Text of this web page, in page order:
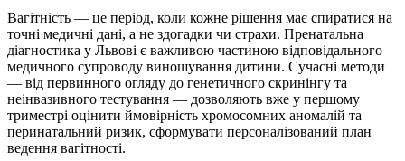
Вагітність — це період, коли кожне рішення має спиратися на
точні медичні дані, а не здогадки чи страхи. Пренатальна
діагностика у Львові є важливою частиною відповідального
медичного супроводу виношування дитини. Сучасні методи
— від первинного огляду до генетичного скринінгу та
неінвазивного тестування — дозволяють вже у першому
триместрі оцінити ймовірність хромосомних аномалій та
перинатальний ризик, сформувати персоналізований план
ведення вагітності.